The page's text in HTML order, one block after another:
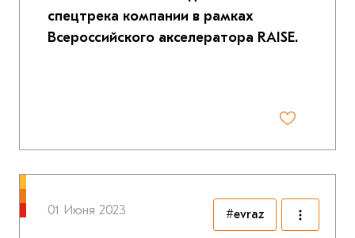
спецтрека компании в рамках
Всероссийского акселератора RAISE.
01 Июня 2023 #evraz